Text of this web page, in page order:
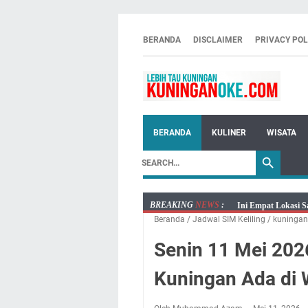
BERANDA DISCLAIMER PRIVACY
BERANDA KULINER WISATA
BREAKING NEWS :
Ini Empat Lokasi
Jumat 7 Agustus
Embun Pagi
Tetap Berjalan
Salat Lima Waktu
Menenangkan, Ini
Beranda / Jadwal SIM Keliling /
Senin 11 Mei
Kuningan Ada di